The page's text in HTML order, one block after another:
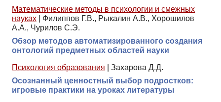
Математические методы в психологии и смежных
науках
Филиппов Г.В., Рыкалин А.В., Хорошилов
А.А., Чурилов С.Э.
Обзор методов автоматизированного создания
онтологий предметных областей науки
Психология образования
Захарова Д.Д.
Осознанный ценностный выбор подростков:
игровые практики на уроках литературы